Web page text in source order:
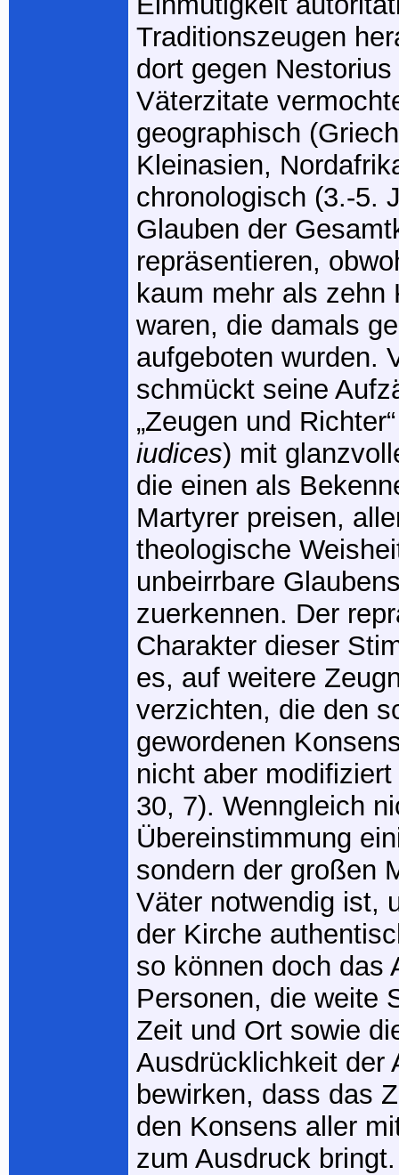
Traditionszeugen
dort gegen
Väterzitate
geographisch
Kleinasien,
chronologisch (3.-5.
Glauben der
repräsentieren,
kaum mehr als zehn
waren, die damals
aufgeboten wurden.
schmückt seine
„Zeugen und
iudices) mit
die einen als
Martyrer preisen,
theologische
unbeirrbare
zuerkennen. Der
Charakter dieser
es, auf weitere
verzichten, die den
gewordenen
nicht aber
30, 7). Wenngleich
Übereinstimmung
sondern der großen
Väter notwendig ist,
der Kirche
so können doch das
Personen, die weite
Zeit und Ort sowie
Ausdrücklichkeit der
bewirken, dass das
den Konsens aller
zum Ausdruck bringt.